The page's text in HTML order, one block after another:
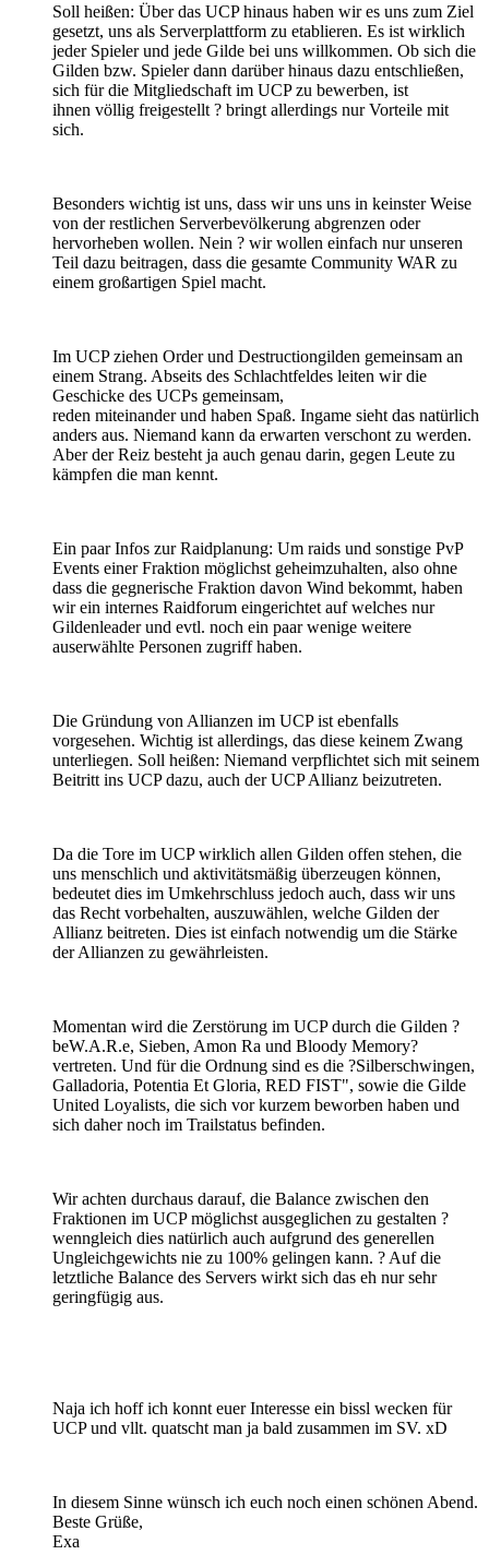
Soll heißen: Über das UCP hinaus haben wir es uns zum Ziel
gesetzt, uns als Serverplattform zu etablieren. Es ist wirklich
jeder Spieler und jede Gilde bei uns willkommen. Ob sich die
Gilden bzw. Spieler dann darüber hinaus dazu entschließen,
sich für die Mitgliedschaft im UCP zu bewerben, ist
ihnen völlig freigestellt ? bringt allerdings nur Vorteile mit
sich.
Besonders wichtig ist uns, dass wir uns uns in keinster Weise
von der restlichen Serverbevölkerung abgrenzen oder
hervorheben wollen. Nein ? wir wollen einfach nur unseren
Teil dazu beitragen, dass die gesamte Community WAR zu
einem großartigen Spiel macht.
Im UCP ziehen Order und Destructiongilden gemeinsam an
einem Strang. Abseits des Schlachtfeldes leiten wir die
Geschicke des UCPs gemeinsam,
reden miteinander und haben Spaß. Ingame sieht das natürlich
anders aus. Niemand kann da erwarten verschont zu werden.
Aber der Reiz besteht ja auch genau darin, gegen Leute zu
kämpfen die man kennt.
Ein paar Infos zur Raidplanung: Um raids und sonstige PvP
Events einer Fraktion möglichst geheimzuhalten, also ohne
dass die gegnerische Fraktion davon Wind bekommt, haben
wir ein internes Raidforum eingerichtet auf welches nur
Gildenleader und evtl. noch ein paar wenige weitere
auserwählte Personen zugriff haben.
Die Gründung von Allianzen im UCP ist ebenfalls
vorgesehen. Wichtig ist allerdings, das diese keinem Zwang
unterliegen. Soll heißen: Niemand verpflichtet sich mit seinem
Beitritt ins UCP dazu, auch der UCP Allianz beizutreten.
Da die Tore im UCP wirklich allen Gilden offen stehen, die
uns menschlich und aktivitätsmäßig überzeugen können,
bedeutet dies im Umkehrschluss jedoch auch, dass wir uns
das Recht vorbehalten, auszuwählen, welche Gilden der
Allianz beitreten. Dies ist einfach notwendig um die Stärke
der Allianzen zu gewährleisten.
Momentan wird die Zerstörung im UCP durch die Gilden ?
beW.A.R.e, Sieben, Amon Ra und Bloody Memory?
vertreten. Und für die Ordnung sind es die ?Silberschwingen,
Galladoria, Potentia Et Gloria, RED FIST", sowie die Gilde
United Loyalists, die sich vor kurzem beworben haben und
sich daher noch im Trailstatus befinden.
Wir achten durchaus darauf, die Balance zwischen den
Fraktionen im UCP möglichst ausgeglichen zu gestalten ?
wenngleich dies natürlich auch aufgrund des generellen
Ungleichgewichts nie zu 100% gelingen kann. ? Auf die
letztliche Balance des Servers wirkt sich das eh nur sehr
geringfügig aus.
Naja ich hoff ich konnt euer Interesse ein bissl wecken für
UCP und vllt. quatscht man ja bald zusammen im SV. xD
In diesem Sinne wünsch ich euch noch einen schönen Abend.
Beste Grüße,
Exa